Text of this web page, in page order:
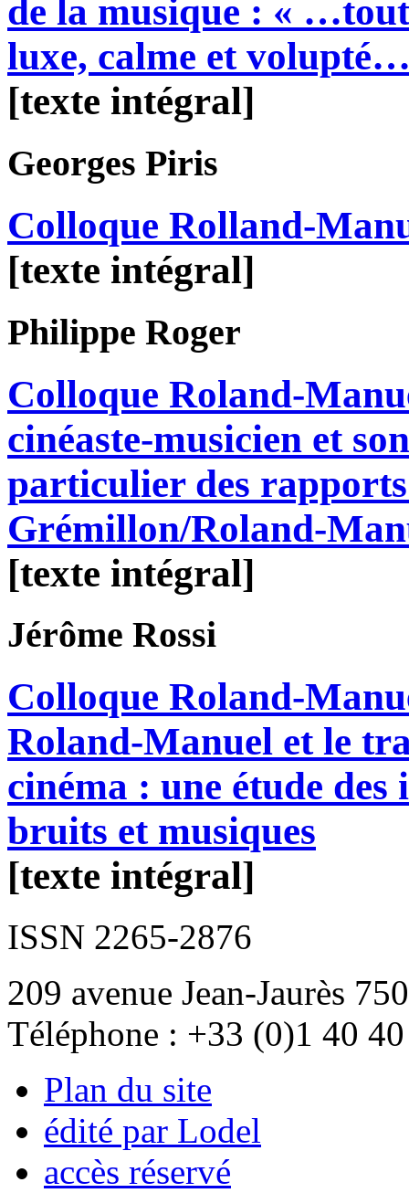
de la musique : « …tout
luxe, calme et
[texte intégral]
Georges Piris
Colloque Rolland-
[texte intégral]
Philippe Roger
Colloque Roland-
cinéaste-musicien et
particulier des
Grémillon/Roland-
[texte intégral]
Jérôme Rossi
Colloque Roland-
Roland-Manuel et le
cinéma : une étude
bruits et musiques
[texte intégral]
ISSN 2265-2876
209 avenue Jean-Jaurès
Téléphone : +33 (0)1 40
Plan du site
édité par Lodel
accès réservé